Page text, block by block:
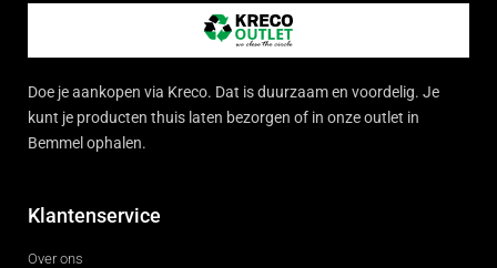
Doe je aankopen via Kreco. Dat is duurzaam en voordelig. Je
kunt je producten thuis laten bezorgen of in onze outlet in
Bemmel ophalen.
Klantenservice
Over ons